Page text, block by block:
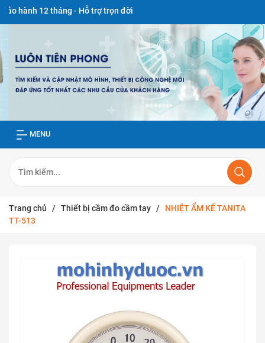
tháng - Hỗ trợ trọn đời
MENU
Trang chủ / Thiết bị cầm đo cầm tay /
NHIỆT ẨM KẾ TANITA
TT-513